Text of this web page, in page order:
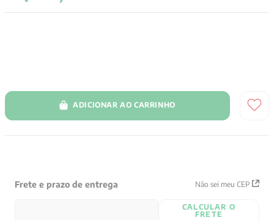
ADICIONAR AO CARRINHO
Frete e prazo de entrega Não sei meu CEP
CALCULAR O
FRETE